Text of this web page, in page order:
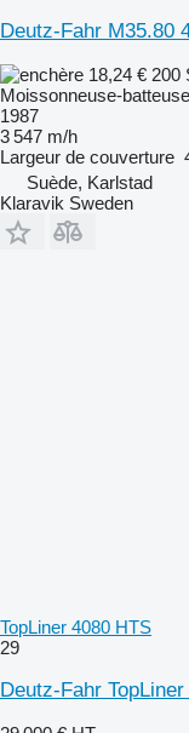
Deutz-Fahr M35.80
18,24 € 200
Moissonneuse-batteuse
1987
3 547 m/h
Largeur de couverture
Suède, Karlstad
Klaravik Sweden
TopLiner 4080 HTS
29
Deutz-Fahr